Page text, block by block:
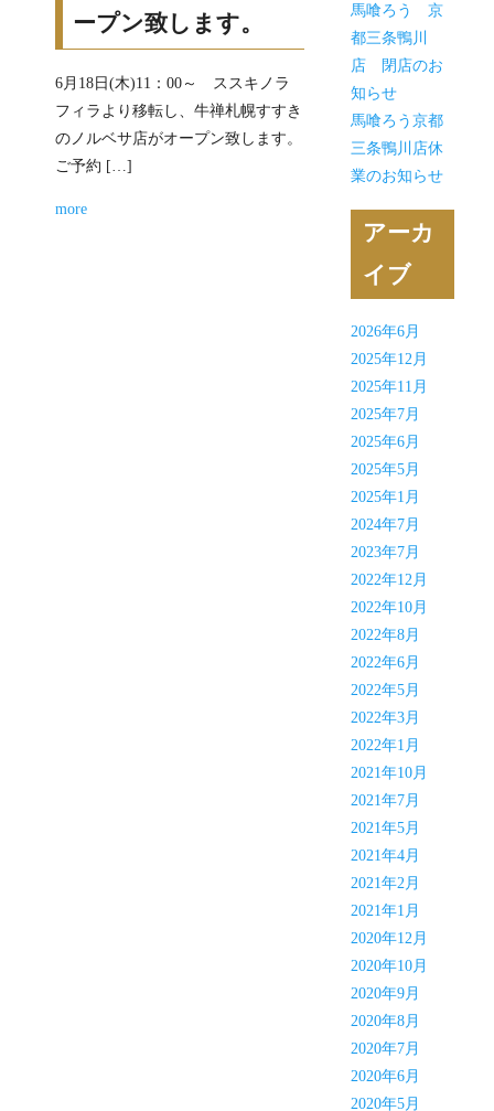
ープン致します。
6月18日(木)11：00～ ススキノラ
フィラより移転し、牛禅札幌すすき
のノルベサ店がオープン致します。
ご予約 […]
more
馬喰ろう 京
都三条鴨川
店 閉店のお
知らせ
馬喰ろう京都
三条鴨川店休
業のお知らせ
アーカ
イブ
2026年6月
2025年12月
2025年11月
2025年7月
2025年6月
2025年5月
2025年1月
2024年7月
2023年7月
2022年12月
2022年10月
2022年8月
2022年6月
2022年5月
2022年3月
2022年1月
2021年10月
2021年7月
2021年5月
2021年4月
2021年2月
2021年1月
2020年12月
2020年10月
2020年9月
2020年8月
2020年7月
2020年6月
2020年5月